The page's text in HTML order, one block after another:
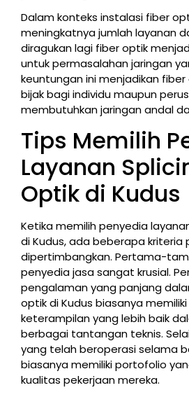
Dalam konteks instalasi fiber
meningkatnya jumlah layanan
diragukan lagi fiber optik
untuk permasalahan jaringan
keuntungan ini menjadikan
bijak bagi individu maupun
membutuhkan jaringan andal
Tips Memilih
Layanan
Optik di Kudus
Ketika memilih penyedia
di Kudus, ada beberapa kriteria
dipertimbangkan. Pertama-
penyedia jasa sangat krusial.
pengalaman yang panjang
optik di Kudus biasanya
keterampilan yang lebih baik
berbagai tantangan teknis.
yang telah beroperasi selama
biasanya memiliki portofolio
kualitas pekerjaan mereka.